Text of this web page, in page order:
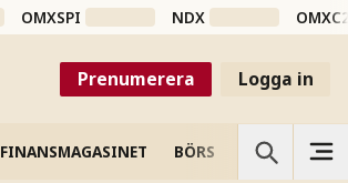
OMXSPI NDX
Prenumerera Logga in
FINANSMAGASINET BÖRS VETENSKAP